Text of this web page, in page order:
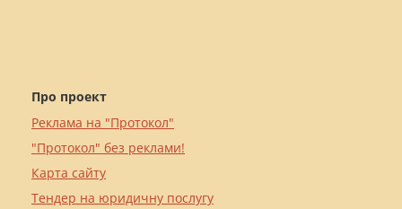
Про проект
Реклама на "Протокол"
"Протокол" без реклами!
Карта сайту
Тендер на юридичну послугу